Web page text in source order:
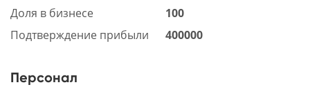
Доля в бизнесе
100
Подтверждение прибыли
400000
Персонал